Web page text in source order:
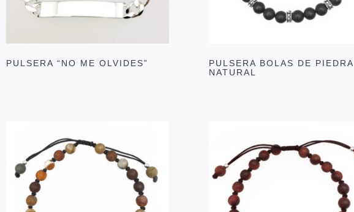
PULSERA “NO ME OLVIDES”
PULSERA BOLAS DE PIEDRA
NATURAL